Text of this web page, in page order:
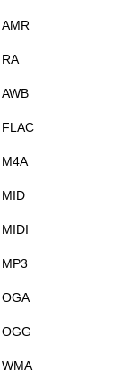
AMR
RA
AWB
FLAC
M4A
MID
MIDI
MP3
OGA
OGG
WMA